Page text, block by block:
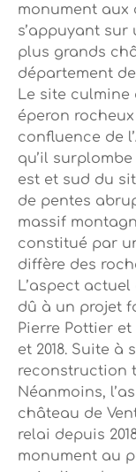
monument aux
s’appuyant
plus grands
département de
Le site culmine
éperon
confluence de
qu’il
est et sud du
de pentes
massif
constitué par
diffère des
L’aspect
dû à un projet
Pierre Pottier
et 2018. Suite à
reconstruction
Néanmoins,
château de
relai depuis
monument au